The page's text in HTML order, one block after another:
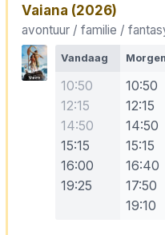
Vaiana (2026)
avontuur / familie /
Vandaag Morgen
10:50
12:15
14:50
15:15
16:00
19:25
10:50
12:15
14:50
15:15
16:40
17:50
19:10